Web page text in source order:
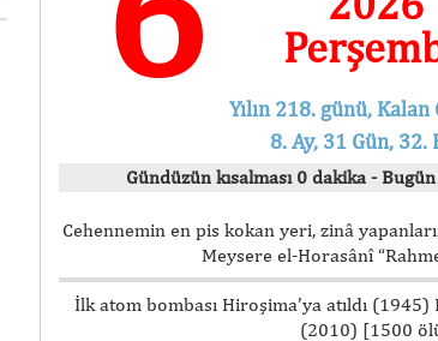
Yılın 218. günü, Kalan
8. Ay, 31 Gün, 32.
Gündüzün kısalması 0 dakika -
Cehennemin en pis kokan yeri, zinâ
Meysere el-Horasânî
İlk atom bombası Hiroşima’ya atıldı (1945)
(2010) [1500